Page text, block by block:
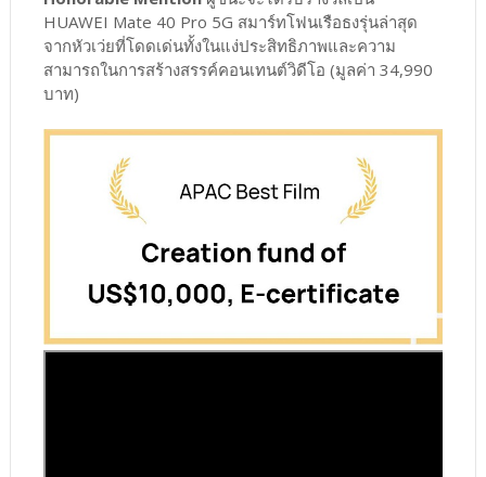
HUAWEI Mate 40 Pro 5G สมาร์ทโฟนเรือธงรุ่นล่าสุด
จากหัวเว่ยที่โดดเด่นทั้งในแง่ประสิทธิภาพและความ
สามารถในการสร้างสรรค์คอนเทนต์วิดีโอ (มูลค่า 34,990
บาท)